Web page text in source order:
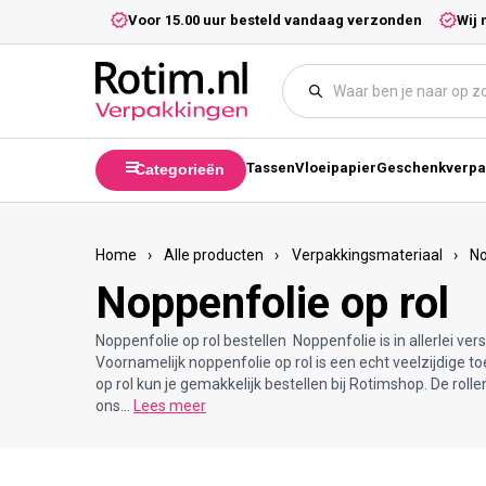
Meteen naar de contentVoor 15.00 uur besteld vandaag verzonden Wij
Categorieën TassenVloeipapier
Home › Alle producten › Verpakkingsmateriaal ›
Noppenfolie op rol
Noppenfolie op rol bestellen Noppenfolie is in allerlei
Voornamelijk noppenfolie op rol is een echt veelzijdige
op rol kun je gemakkelijk bestellen bij Rotimshop. De
ons...
Lees meer